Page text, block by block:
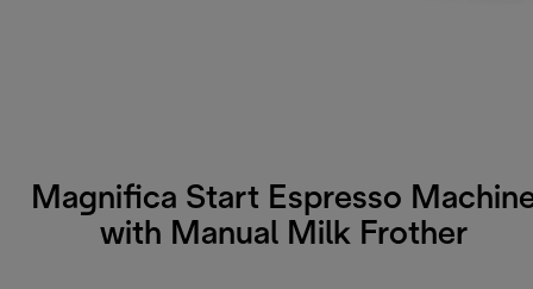
Magnifica Start Espresso
with Manual Milk Frother